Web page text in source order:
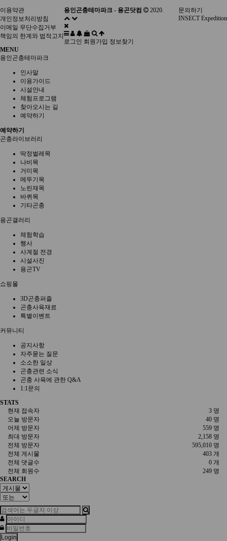
이용약관
개인정보처리방침
이메일 무단수집거부
책임의 한계와 법적고지
문의하기
INSECT Expedition
용인곤충테마파크 - 용곤닷컴 2020.
로그인 회원가입 정보찾기
MENU
용인곤충테마파크
인사말
이용가이드
시설안내
체험프로그램
찾아오시는 길
예약하기
예약하기
곤충라이브러리
딱정벌레목
나비목
거미목
메뚜기목
노린재목
바퀴목
기타곤충
용곤갤러리
체험학습
행사
사계절 전경
시설사진
용곤TV
쇼핑몰
3D곤충퍼즐
곤충사육재료
특별이벤트
커뮤니티
공지사항
자주묻는 질문
소소한 일상
곤충관련 소식
곤충 사육에 관한 Q&A
1:1문의
STATS
3 명
현재 접속자
40 명
오늘 방문자
559 명
어제 방문자
2,158 명
최대 방문자
595,010 명
전체 방문자
403 개
전체 게시물
0 개
전체 댓글수
249 명
전체 회원수
SEARCH
Login